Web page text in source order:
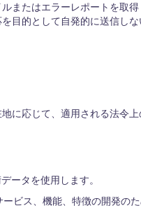
またはエラーレポートを取
目的として自発的に送信し
応じて、適用される法令上
ータを使用します。
ビス、機能、特徴の開発の